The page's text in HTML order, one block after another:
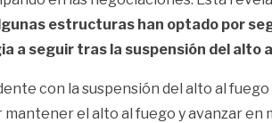
estructuras han optado por
a seguir tras la suspensión del alto
con la suspensión del alto al
el alto al fuego y avanzar